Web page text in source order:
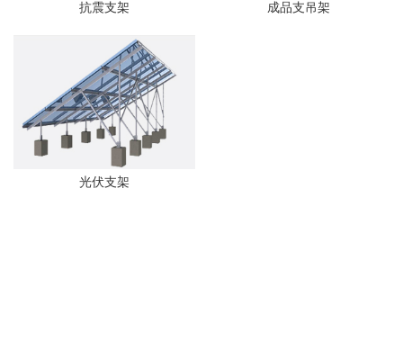
抗震支架 成品支吊架
光伏支架